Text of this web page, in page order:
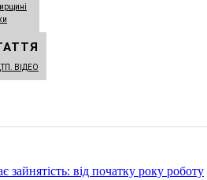
ВІДЕО
від початку року роботу